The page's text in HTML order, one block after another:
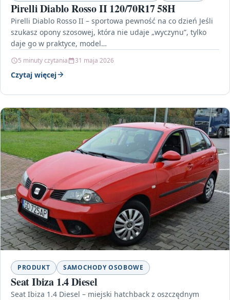
Pirelli Diablo Rosso II 120/70R17 58H
Pirelli Diablo Rosso II – sportowa pewność na co dzień Jeśli
szukasz opony szosowej, która nie udaje „wyczynu”, tylko
daje go w praktyce, model…
5 minuty czytania 31 maja 2026
Czytaj więcej
PRODUKT SAMOCHODY OSOBOWE
Seat Ibiza 1.4 Diesel
Seat Ibiza 1.4 Diesel – miejski hatchback z oszczędnym